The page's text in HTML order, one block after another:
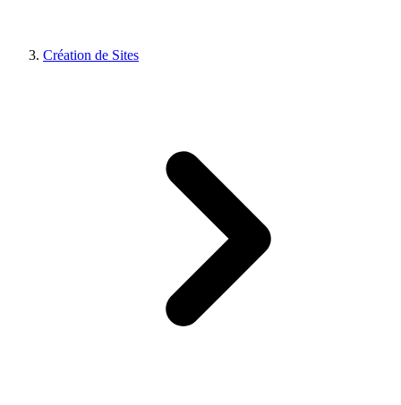
Création de Sites